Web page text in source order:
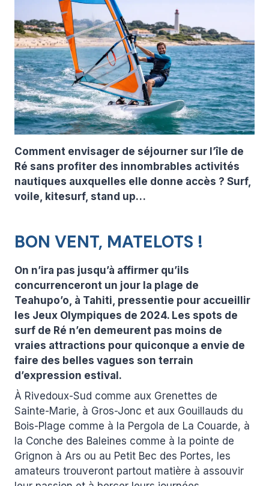
Comment envisager de séjourner sur l’île de
Ré sans profiter des innombrables activités
nautiques auxquelles elle donne accès ? Surf,
voile, kitesurf, stand up…
BON VENT, MATELOTS !
On n’ira pas jusqu’à affirmer qu’ils
concurrenceront un jour la plage de
Teahupo’o, à Tahiti, pressentie pour accueillir
les Jeux Olympiques de 2024. Les spots de
surf de Ré n’en demeurent pas moins de
vraies attractions pour quiconque a envie de
faire des belles vagues son terrain
d’expression estival.
À Rivedoux-Sud comme aux Grenettes de
Sainte-Marie, à Gros-Jonc et aux Gouillauds du
Bois-Plage comme à la Pergola de La Couarde, à
la Conche des Baleines comme à la pointe de
Grignon à Ars ou au Petit Bec des Portes, les
amateurs trouveront partout matière à assouvir